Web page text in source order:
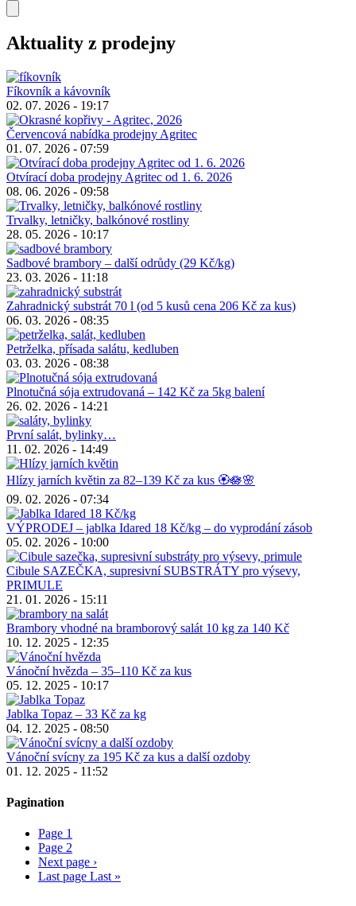
Aktuality z prodejny
Fíkovník a kávovník
02. 07. 2026 - 19:17
Červencová nabídka prodejny Agritec
01. 07. 2026 - 07:59
Otvírací doba prodejny Agritec od 1. 6. 2026
08. 06. 2026 - 09:58
Trvalky, letničky, balkónové rostliny
28. 05. 2026 - 10:17
Sadbové brambory – další odrůdy (29 Kč/kg)
23. 03. 2026 - 11:18
Zahradnický substrát 70 l (od 5 kusů cena 206 Kč za kus)
06. 03. 2026 - 08:35
Petrželka, přísada salátu, kedluben
03. 03. 2026 - 08:38
Plnotučná sója extrudovaná – 142 Kč za 5kg balení
26. 02. 2026 - 14:21
První salát, bylinky…
11. 02. 2026 - 14:49
Hlízy jarních květin za 82–139 Kč za kus 🏵️🪷🌸
09. 02. 2026 - 07:34
VÝPRODEJ – jablka Idared 18 Kč/kg – do vyprodání zásob
05. 02. 2026 - 10:00
Cibule SAZEČKA, supresivní SUBSTRÁTY pro výsevy,
PRIMULE
21. 01. 2026 - 15:11
Brambory vhodné na bramborový salát 10 kg za 140 Kč
10. 12. 2025 - 12:35
Vánoční hvězda – 35–110 Kč za kus
05. 12. 2025 - 10:17
Jablka Topaz – 33 Kč za kg
04. 12. 2025 - 08:50
Vánoční svícny za 195 Kč za kus a další ozdoby
01. 12. 2025 - 11:52
Pagination
Page 1
Page 2
Next page ›
Last page Last »